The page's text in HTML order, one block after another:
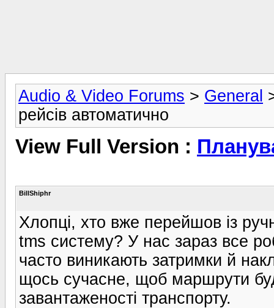
Audio & Video Forums > General
рейсів автоматично
View Full Version :
BillShiphr
Хлопці, хто вже перейшов із
tms систему? У нас зараз все
часто виникають затримки й
щось сучасне, щоб маршрути
завантаженості транспорту.